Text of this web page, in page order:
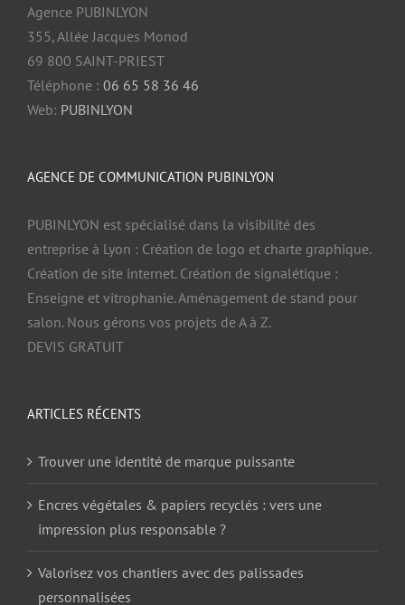
Agence PUBINLYON
355, Allée Jacques Monod
69 800 SAINT-PRIEST
Téléphone : 06 65 58 36 46
Web: PUBINLYON
AGENCE DE COMMUNICATION PUBINLYON
PUBINLYON est spécialisé dans la visibilité des
entreprise à Lyon : Création de logo et charte graphique.
Création de site internet. Création de signalétique :
Enseigne et vitrophanie. Aménagement de stand pour
salon. Nous gérons vos projets de A à Z.
DEVIS GRATUIT
ARTICLES RÉCENTS
Trouver une identité de marque puissante
Encres végétales & papiers recyclés : vers une
impression plus responsable ?
Valorisez vos chantiers avec des palissades
personnalisées